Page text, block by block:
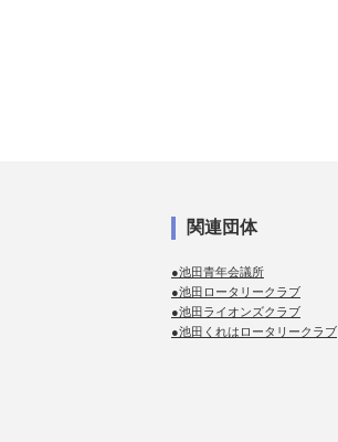
関連団体
●池田青年会議所
●池田ロータリークラブ
●池田ライオンズクラブ
●池田くれはロータリークラブ